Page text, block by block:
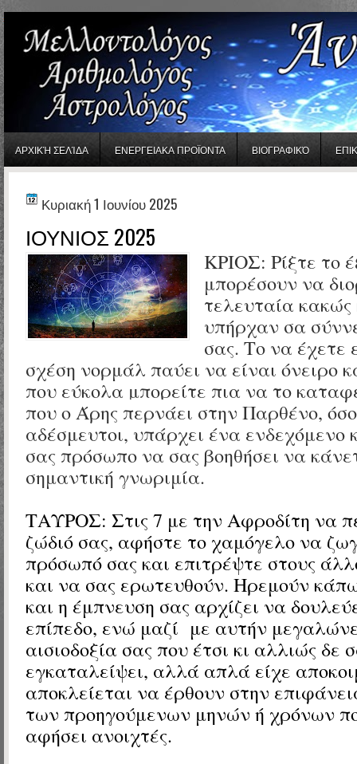
ΑΡΧΙΚΉ ΣΕΛΊΔΑ ΕΝΕΡΓΕΙΑΚΑ ΠΡΟΪΟΝΤΑ ΒΙΟΓΡΑΦΙΚΌ
Κυριακή 1 Ιουνίου 2025
ΙΟΥΝΙΟΣ 2025
ΚΡΙΟΣ: Ρίξτε το
μπορέσουν να
τελευταία
υπήρχαν σα
σας. Το να έχετε
σχέση νορμάλ παύει να είναι όνειρο
που εύκολα μπορείτε πια να το
που ο Άρης περνάει στην Παρθένο, ό
αδέσμευτοι, υπάρχει ένα ενδεχόμενο
σας πρόσωπο να σας βοηθήσει να
σημαντική γνωριμία.
ΤΑΥΡΟΣ: Στις 7 με την Αφροδίτη να
ζώδιό σας, αφήστε το χαμόγελο να
πρόσωπό σας και επιτρέψτε στους
και να σας ερωτευθούν. Ηρεμούν
και η έμπνευση σας αρχίζει να
επίπεδο, ενώ μαζί με αυτήν
αισιοδοξία σας που έτσι κι αλλιώς δε
εγκαταλείψει, αλλά απλά είχε
αποκλείεται να έρθουν στην
των προηγούμενων μηνών ή χρόνων
αφήσει ανοιχτές.